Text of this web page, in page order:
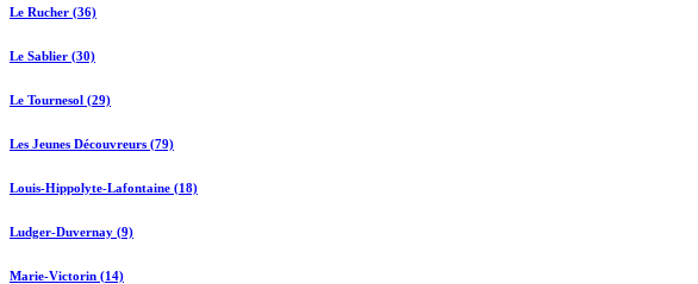
Le Rucher (36)
Le Sablier (30)
Le Tournesol (29)
Les Jeunes Découvreurs (79)
Louis-Hippolyte-Lafontaine (18)
Ludger-Duvernay (9)
Marie-Victorin (14)